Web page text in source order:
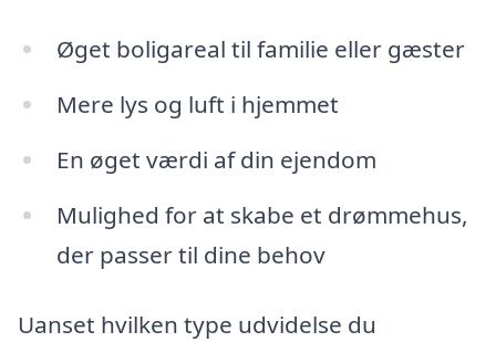
Øget boligareal til familie eller gæster
Mere lys og luft i hjemmet
En øget værdi af din ejendom
Mulighed for at skabe et drømmehus,
der passer til dine behov
Uanset hvilken type udvidelse du